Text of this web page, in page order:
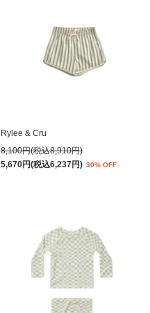
Rylee & Cru
8,100円(税込8,910円)
5,670円(税込6,237円) 30% OFF